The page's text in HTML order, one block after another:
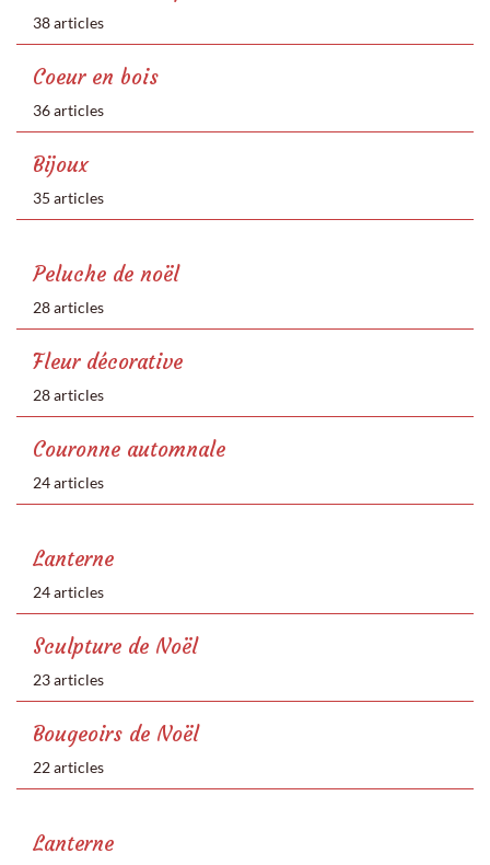
38 articles
Coeur en bois
36 articles
Bijoux
35 articles
Peluche de noël
28 articles
Fleur décorative
28 articles
Couronne automnale
24 articles
Lanterne
24 articles
Sculpture de Noël
23 articles
Bougeoirs de Noël
22 articles
Lanterne